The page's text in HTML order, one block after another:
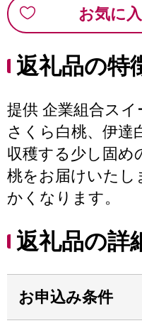
お気に
返礼品の特
提供 企業組合ス
さくら白桃、伊達
収穫する少し固め
桃をお届けいたし
かくなります。
返礼品の詳
お申込み条件